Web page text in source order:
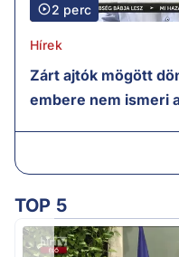
2 perc
Hírek
Zárt ajtók mögött
embere nem ismeri
TOP 5